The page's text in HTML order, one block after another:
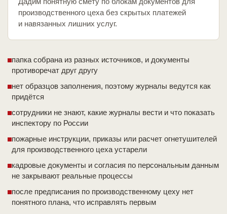
производственного цеха без скрытых платежей
и навязанных лишних услуг.
папка собрана из разных источников, и документы
противоречат друг другу
нет образцов заполнения, поэтому журналы ведутся как
придётся
сотрудники не знают, какие журналы вести и что показать
инспектору по России
пожарные инструкции, приказы или расчет огнетушителей
для производственного цеха устарели
кадровые документы и согласия по персональным данным
не закрывают реальные процессы
после предписания по производственному цеху нет
понятного плана, что исправлять первым